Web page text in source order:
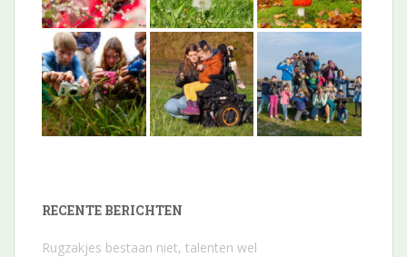
RECENTE BERICHTEN
Rugzakjes bestaan niet, talenten wel